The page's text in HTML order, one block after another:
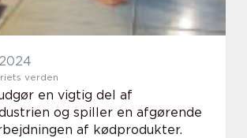
verden
en vigtig del af
og spiller en afgørende
af kødprodukter.